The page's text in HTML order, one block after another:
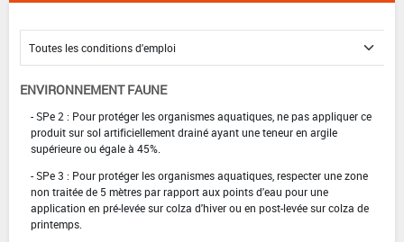
ENVIRONNEMENT FAUNE
- SPe 2 : Pour protéger les organismes aquatiques, ne pas appliquer ce
produit sur sol artificiellement drainé ayant une teneur en argile
supérieure ou égale à 45%.
- SPe 3 : Pour protéger les organismes aquatiques, respecter une zone
non traitée de 5 mètres par rapport aux points d'eau pour une
application en pré-levée sur colza d'hiver ou en post-levée sur colza de
printemps.